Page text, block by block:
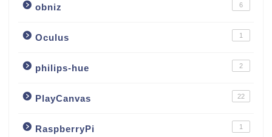
obniz 6
Oculus 1
philips-hue 2
PlayCanvas 22
RaspberryPi 1